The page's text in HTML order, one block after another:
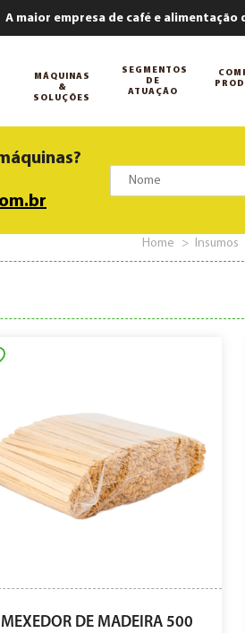
A maior empresa de café e
MÁQUINAS
&
SOLUÇÕES
SEGMENTOS
DE
ATUAÇÃO
Home Insumos
MEXEDOR DE MADEIRA 500